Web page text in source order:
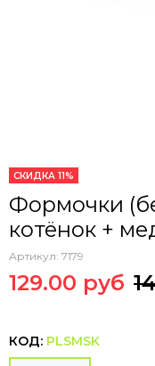
СКИДКА 11%
Формочки
котёнок +
Артикул: 7179
129.00 руб
КОД: PLSMSK